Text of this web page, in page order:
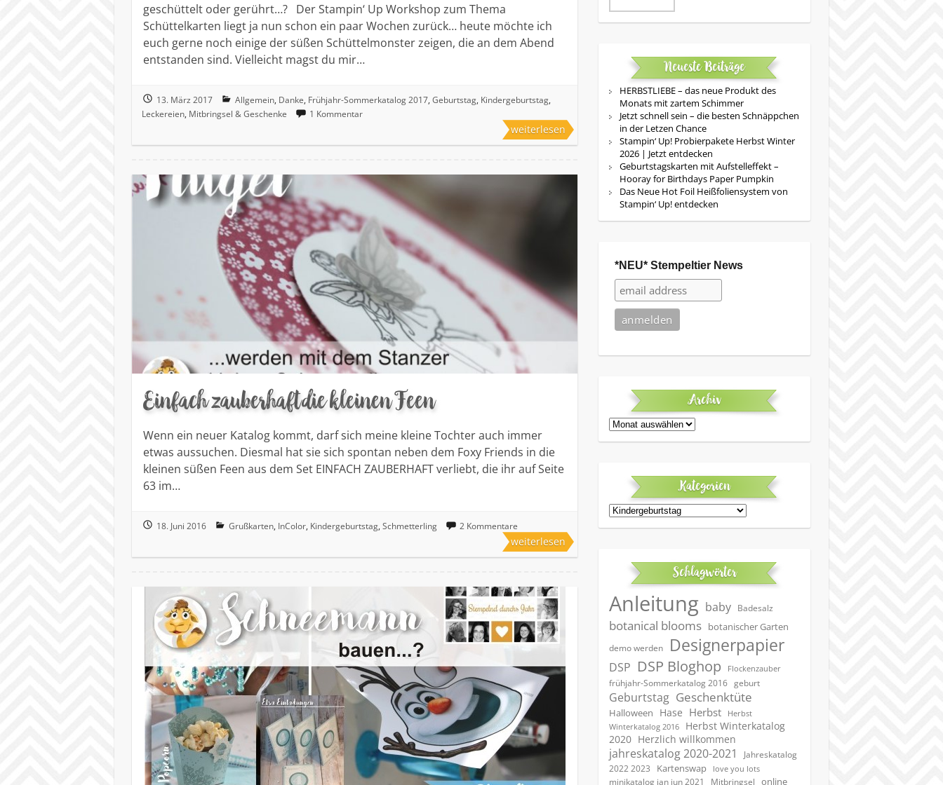
geschüttelt oder gerührt…? Der Stampin‘ Up Workshop zum Thema
Schüttelkarten liegt ja nun schon ein paar Wochen zurück… heute möchte ich
euch gerne noch einige der süßen Schüttelmonster zeigen, die an dem Abend
entstanden sind. Vielleicht magst du mir…
13. März 2017 Allgemein, Danke, Frühjahr-Sommerkatalog 2017, Geburtstag, Kindergeburtstag,
Leckereien, Mitbringsel & Geschenke 1 Kommentar
weiterlesen
Einfach zauberhaft die kleinen Feen
Wenn ein neuer Katalog kommt, darf sich meine kleine Tochter auch immer
etwas aussuchen. Diesmal hat sie sich spontan neben dem Foxy Friends in die
kleinen süßen Feen aus dem Set EINFACH ZAUBERHAFT verliebt, die ihr auf Seite
63 im…
18. Juni 2016 Grußkarten, InColor, Kindergeburtstag, Schmetterling 2 Kommentare
weiterlesen
Neueste Beiträge
HERBSTLIEBE – das neue Produkt des
Monats mit zartem Schimmer
Jetzt schnell sein – die besten Schnäppchen
in der Letzen Chance
Stampin‘ Up! Probierpakete Herbst Winter
2026 | Jetzt entdecken
Geburtstagskarten mit Aufstelleffekt –
Hooray for Birthdays Paper Pumpkin
Das Neue Hot Foil Heißfoliensystem von
Stampin‘ Up! entdecken
*NEU* Stempeltier News
Archiv
Archiv
Kategorien
Kategorien
Schlagwörter
Anleitung baby Badesalz
botanical blooms botanischer Garten
demo werden Designerpapier
DSP DSP Bloghop Flockenzauber
frühjahr-Sommerkatalog 2016 geburt
Geburtstag Geschenktüte
Halloween Hase Herbst
Herbst
Winterkatalog 2016
Herbst Winterkatalog
2020 Herzlich willkommen
jahreskatalog 2020-2021
Jahreskatalog
2022 2023
Kartenswap love you lots
minikatalog jan jun 2021 Mitbringsel online